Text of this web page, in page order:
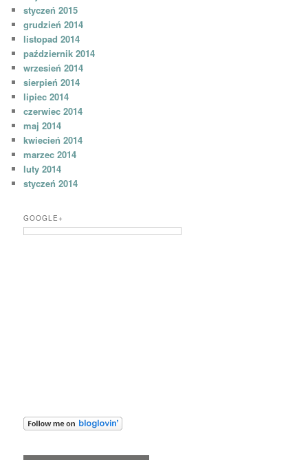
styczeń 2015
grudzień 2014
listopad 2014
październik 2014
wrzesień 2014
sierpień 2014
lipiec 2014
czerwiec 2014
maj 2014
kwiecień 2014
marzec 2014
luty 2014
styczeń 2014
GOOGLE+